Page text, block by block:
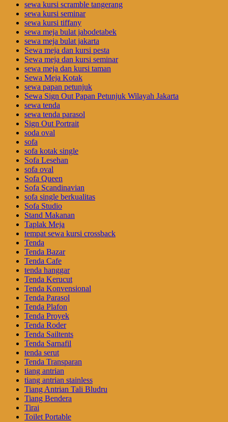
sewa kursi scramble tangerang
sewa kursi seminar
sewa kursi tiffany
sewa meja bulat jabodetabek
sewa meja bulat jakarta
Sewa meja dan kursi pesta
Sewa meja dan kursi seminar
sewa meja dan kursi taman
Sewa Meja Kotak
sewa papan petunjuk
Sewa Sign Out Papan Petunjuk Wilayah Jakarta
sewa tenda
sewa tenda parasol
Sign Out Portrait
soda oval
sofa
sofa kotak single
Sofa Lesehan
sofa oval
Sofa Queen
Sofa Scandinavian
sofa single berkualitas
Sofa Studio
Stand Makanan
Taplak Meja
tempat sewa kursi crossback
Tenda
Tenda Bazar
Tenda Cafe
tenda hanggar
Tenda Kerucut
Tenda Konvensional
Tenda Parasol
Tenda Plafon
Tenda Proyek
Tenda Roder
Tenda Sailtents
Tenda Sarnafil
tenda serut
Tenda Transparan
tiang antrian
tiang antrian stainless
Tiang Antrian Tali Bludru
Tiang Bendera
Tirai
Toilet Portable